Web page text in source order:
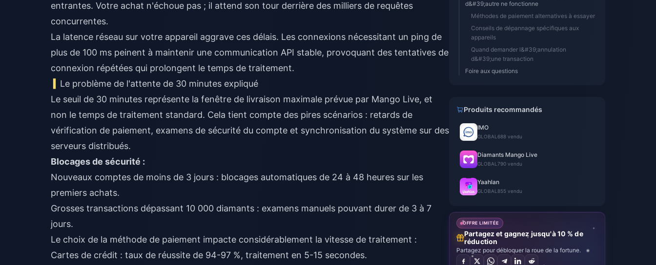
entrantes. Votre achat n'échoue pas ; il attend son tour derrière des milliers de requêtes
concurrentes.
La latence réseau sur votre appareil aggrave ces délais. Les connexions nécessitant un ping de
plus de 100 ms peinent à maintenir une communication API stable, provoquant des tentatives de
connexion répétées qui prolongent le temps de traitement.
Le problème de l'attente de 30 minutes expliqué
Le seuil de 30 minutes représente la fenêtre de livraison maximale prévue par Mango Live, et
non le temps de traitement standard. Cela tient compte des pires scénarios : retards de
vérification de paiement, examens de sécurité du compte et synchronisation du système sur des
serveurs distribués.
Blocages de sécurité :
Nouveaux comptes de moins de 3 jours : blocages automatiques de 24 à 48 heures sur les
premiers achats.
Grosses transactions dépassant 10 000 diamants : examens manuels pouvant durer de 3 à 7
jours.
Le choix de la méthode de paiement impacte considérablement la vitesse de traitement :
Cartes de crédit : taux de réussite de 94-97 %, traitement en 5-15 secondes.
d&#39;autre ne fonctionne
Méthodes de paiement alternatives à essayer
Conseils de dépannage spécifiques aux
appareils
Quand demander l&#39;annulation
d&#39;une transaction
Foire aux questions
Produits recommandés
IMO
GLOBAL 688 vendu
Diamants Mango Live
GLOBAL 790 vendu
Yaahlan
GLOBAL 855 vendu
OFFRE LIMITÉE
Partagez et gagnez jusqu'à 10 % de
réduction
Partagez pour débloquer la roue de la fortune.